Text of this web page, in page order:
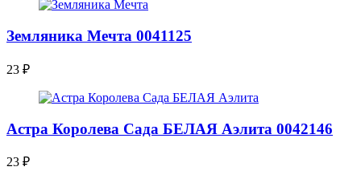
Земляника Мечта 0041125
23 ₽
Астра Королева Сада БЕЛАЯ Аэлита 0042146
23 ₽